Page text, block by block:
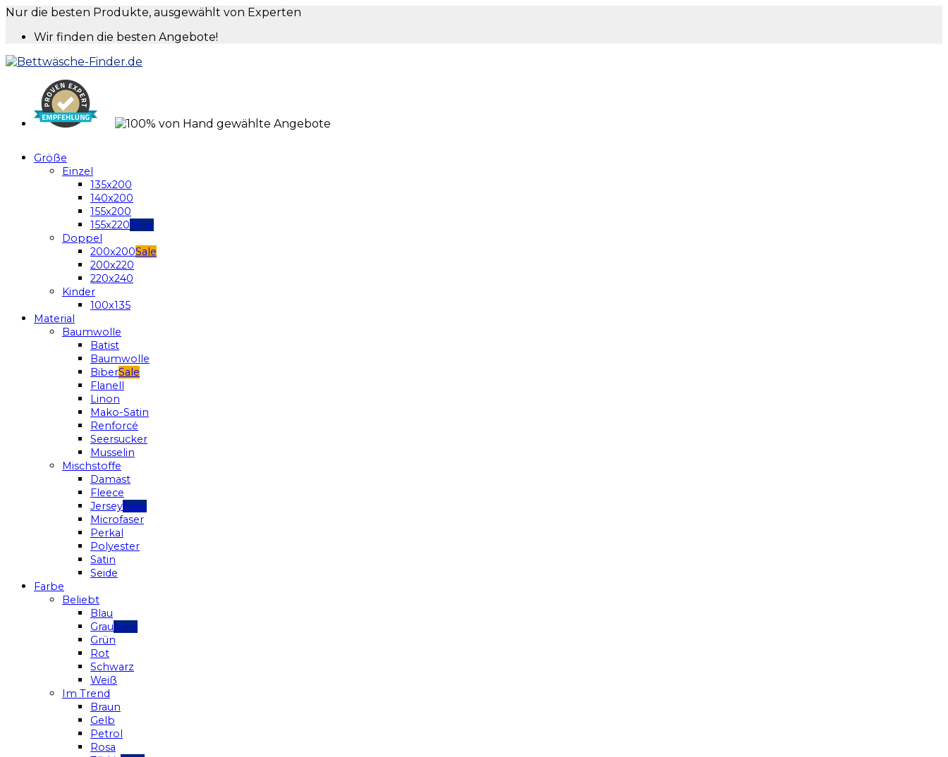
Nur die besten Produkte, ausgewählt von Experten
Wir finden die besten Angebote!
Größe
Einzel
135x200
140x200
155x200
155x220
Doppel
200x200
200x220
220x240
Kinder
100x135
Material
Baumwolle
Batist
Baumwolle
Biber
Flanell
Linon
Mako-Satin
Renforcé
Seersucker
Musselin
Mischstoffe
Damast
Fleece
Jersey
Microfaser
Perkal
Polyester
Satin
Seide
Farbe
Beliebt
Blau
Grau
Grün
Rot
Schwarz
Weiß
Im Trend
Braun
Gelb
Petrol
Rosa